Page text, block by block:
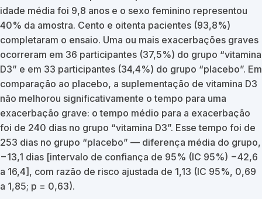
idade média foi 9,8 anos e o sexo feminino representou
40% da amostra. Cento e oitenta pacientes (93,8%)
completaram o ensaio. Uma ou mais exacerbações graves
ocorreram em 36 participantes (37,5%) do grupo “vitamina
D3” e em 33 participantes (34,4%) do grupo “placebo”. Em
comparação ao placebo, a suplementação de vitamina D3
não melhorou significativamente o tempo para uma
exacerbação grave: o tempo médio para a exacerbação
foi de 240 dias no grupo “vitamina D3”. Esse tempo foi de
253 dias no grupo “placebo” — diferença média do grupo,
−13,1 dias [intervalo de confiança de 95% (IC 95%) −42,6
a 16,4], com razão de risco ajustada de 1,13 (IC 95%, 0,69
a 1,85; p = 0,63).